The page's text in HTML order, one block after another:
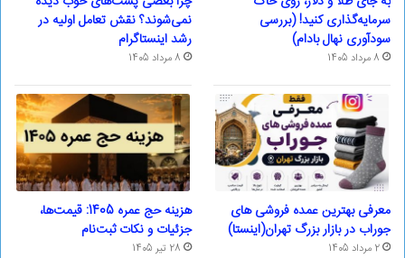
سرمایه‌گذاری کنید! (بررسی
سودآوری نهال بادام)
8 مرداد 1405
نمی‌شوند؟ نقش تعامل اولیه در
رشد اینستاگرام
8 مرداد 1405
معرفی بهترین عمده فروشی های
جوراب در بازار بزرگ تهران(اینستا)
2 مرداد 1405
هزینه حج عمره 1405: قیمت‌ها،
جزئیات و نکات ثبت‌نام
28 تیر 1405